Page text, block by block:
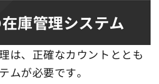
庫管理システム
は、正確なカウントととも
ムが必要です。